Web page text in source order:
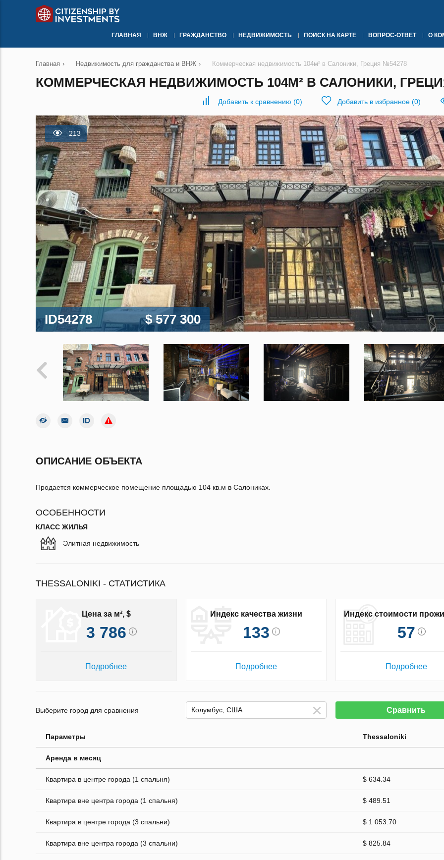
ГЛАВНАЯ ВНЖ ГРАЖДАНСТВО НЕДВИЖИМОСТЬ ПОИСК НА КАРТЕ ВОПРОС-ОТВЕТ О
Главная › Недвижимость для гражданства и ВНЖ › Коммерческая недвижимость 104м² в Салоники, Греция №54278
КОММЕРЧЕСКАЯ НЕДВИЖИМОСТЬ 104М² В САЛОНИКИ,
Добавить к сравнению (0) Добавить в избранное (0)
213
ID54278 $ 577 300
ОПИСАНИЕ ОБЪЕКТА
Продается коммерческое помещение площадью 104 кв.м в Салониках.
ОСОБЕННОСТИ
КЛАСС ЖИЛЬЯ
Элитная недвижимость
THESSALONIKI - СТАТИСТИКА
Цена за м², $
3 786
Подробнее
Индекс качества жизни
133
Подробнее
Индекс стоимости
57
Подробнее
Выберите город для сравнения Сравнить
Параметры Thessaloniki
Аренда в месяц
Квартира в центре города (1 спальня) $ 634.34
Квартира вне центра города (1 спальня) $ 489.51
Квартира в центре города (3 спальни) $ 1 053.70
Квартира вне центра города (3 спальни) $ 825.84